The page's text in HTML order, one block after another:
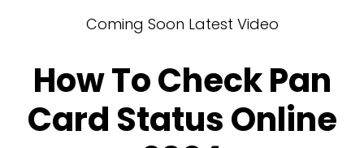
Coming Soon Latest Video
How To Check Pan
Card Status Online